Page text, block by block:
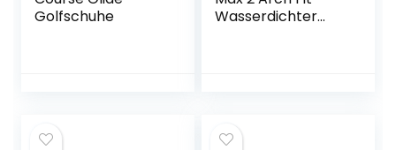
Golfschuhe
Wasserdichter